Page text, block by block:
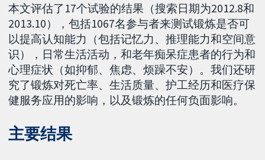
本文评估了17个试验的结果（搜索日期为2012.8和
2013.10），包括1067名参与者来测试锻炼是否可
以提高认知能力（包括记忆力、推理能力和空间意
识），日常生活活动，和老年痴呆症患者的行为和
心理症状（如抑郁、焦虑、烦躁不安）。我们还研
究了锻炼对死亡率、生活质量、护工经历和医疗保
健服务应用的影响，以及锻炼的任何负面影响。
主要结果